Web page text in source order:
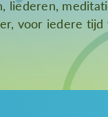
liederen,
voor iedere tijd